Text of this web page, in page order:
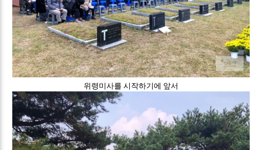
위령미사를 시작하기에 앞서